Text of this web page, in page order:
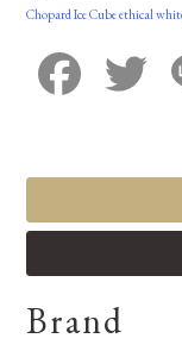
Chopard Ice Cube ethical
Facebook
Brand